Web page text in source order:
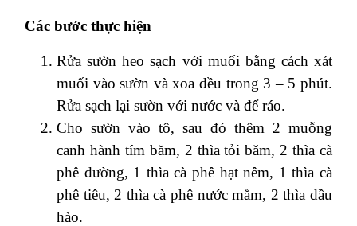
Các bước thực hiện
Rửa sườn heo sạch với muối bằng cách xát
muối vào sườn và xoa đều trong 3 – 5 phút.
Rửa sạch lại sườn với nước và để ráo.
Cho sườn vào tô, sau đó thêm 2 muỗng
canh hành tím băm, 2 thìa tỏi băm, 2 thìa cà
phê đường, 1 thìa cà phê hạt nêm, 1 thìa cà
phê tiêu, 2 thìa cà phê nước mắm, 2 thìa dầu
hào.